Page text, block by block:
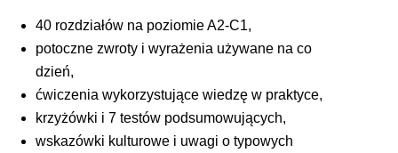
40 rozdziałów na poziomie A2-C1,
potoczne zwroty i wyrażenia używane na co
dzień,
ćwiczenia wykorzystujące wiedzę w praktyce,
krzyżówki i 7 testów podsumowujących,
wskazówki kulturowe i uwagi o typowych